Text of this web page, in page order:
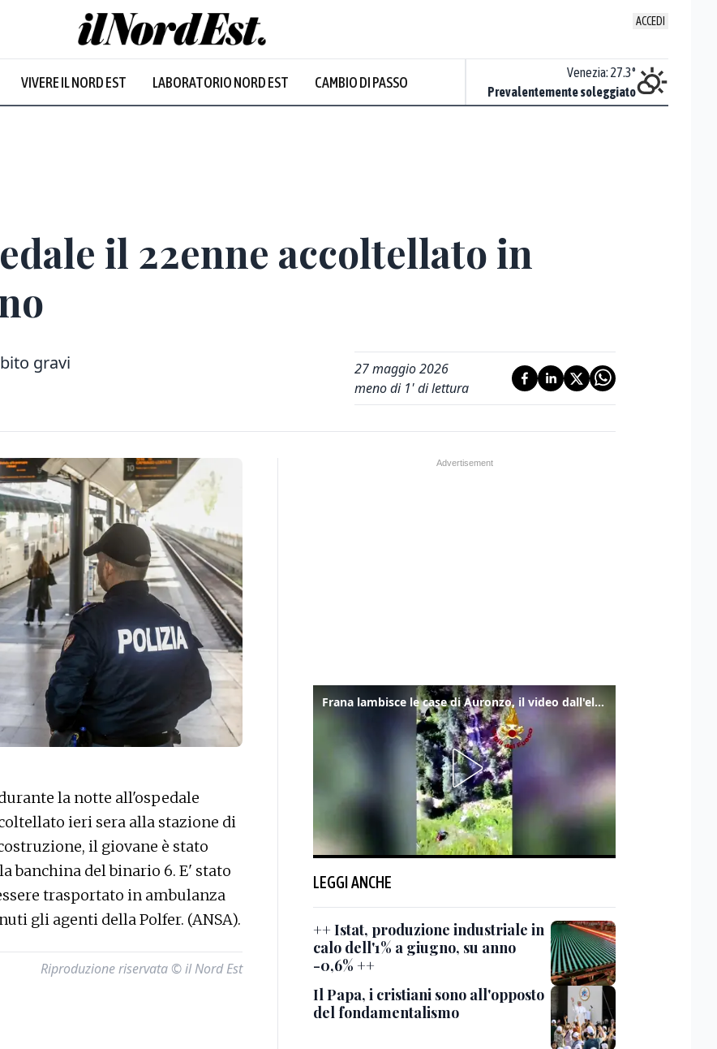
ACCEDI
VIVERE IL NORD EST LABORATORIO NORD EST CAMBIO DI PASSO
Nuvoloso
Venezia: 27.3°
Prevalentemente soleggiato
il 22enne accoltellato in
gravi
27 maggio 2026
meno di 1' di lettura
la notte all'ospedale
ieri sera alla stazione di
il giovane è stato
banchina del binario 6. E' stato
trasportato in ambulanza
gli agenti della Polfer. (ANSA).
Riproduzione riservata © il Nord Est
Frana lambisce le case di Auronzo, il video dall'elicottero dei vigili del fuoco
LEGGI ANCHE
++ Istat, produzione industriale in
calo dell'1% a giugno, su anno
-0,6% ++
Il Papa, i cristiani sono all'opposto
del fondamentalismo